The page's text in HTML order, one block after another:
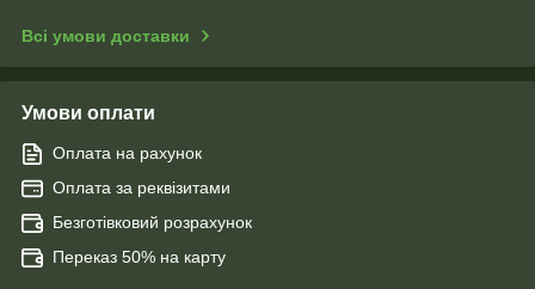
Всі умови доставки
Умови оплати
Оплата на рахунок
Оплата за реквізитами
Безготівковий розрахунок
Переказ 50% на карту